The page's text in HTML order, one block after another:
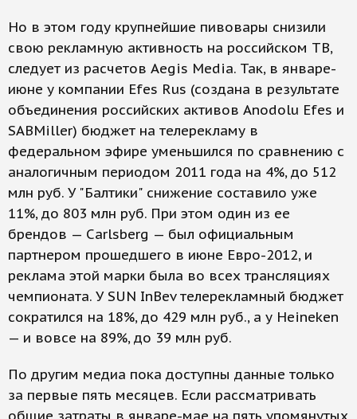
Но в этом году крупнейшие пивовары снизили
свою рекламную активность на российском ТВ,
следует из расчетов Aegis Media. Так, в январе-
июне у компании Efes Rus (создана в результате
объединения российских активов Anodolu Efes и
SABMiller) бюджет на телерекламу в
федеральном эфире уменьшился по сравнению с
аналогичным периодом 2011 года на 4%, до 512
млн руб. У "Балтики" снижение составило уже
11%, до 803 млн руб. При этом один из ее
брендов — Carlsberg — был официальным
партнером прошедшего в июне Евро-2012, и
реклама этой марки была во всех трансляциях
чемпионата. У SUN InBev телерекламный бюджет
сократился на 18%, до 429 млн руб., а у Heineken
— и вовсе на 89%, до 39 млн руб.
По другим медиа пока доступны данные только
за первые пять месяцев. Если рассматривать